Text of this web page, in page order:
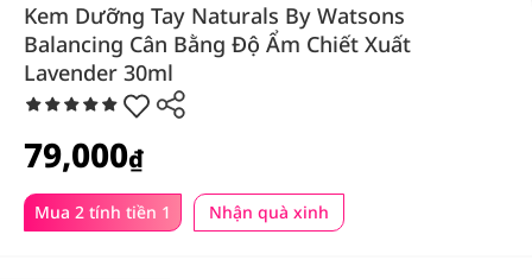
Kem Dưỡng Tay Naturals By Watsons
Balancing Cân Bằng Độ Ẩm Chiết Xuất
Lavender 30ml
Mua 2 tính tiền 1 Nhận quà xinh
79,000₫